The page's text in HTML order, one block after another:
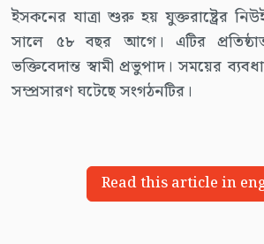
ইসকনের যাত্রা শুরু হয় যুক্তরাষ্ট্রের
সালে ৫৮ বছর আগে। এটির
ভক্তিবেদান্ত স্বামী প্রভুপাদ। সময়ের
সম্প্রসারণ ঘটেছে সংগঠনটির।
Read this article in